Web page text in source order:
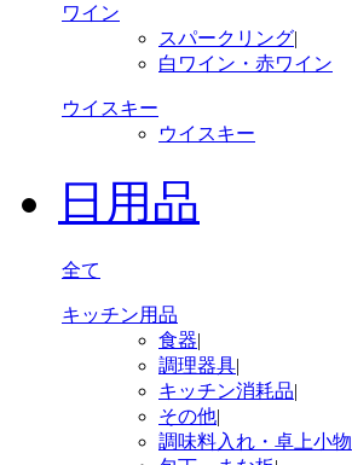
ワイン
スパークリング|
白ワイン・赤ワイン
ウイスキー
ウイスキー
日用品
全て
キッチン用品
食器|
調理器具|
キッチン消耗品|
その他|
調味料入れ・卓上小物